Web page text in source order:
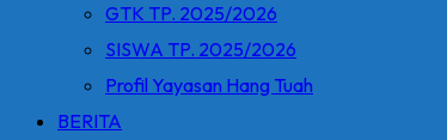
GTK TP. 2025/2026
SISWA TP. 2025/2026
Profil Yayasan Hang Tuah
BERITA